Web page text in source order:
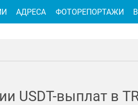
USDT-выплат в
АДРЕСА ФОТОРЕПОРТАЖИ